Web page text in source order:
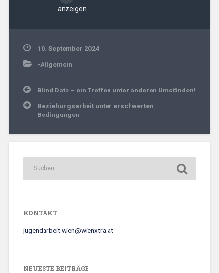
anzeigen
10. September 2024
-Allgemein
Beitrags-
Navigation
Blind Date – ein Treffen unter anderen Umständen!
Beziehungsarbeit unter erschwerten
Bedingungen
KONTAKT
jugendarbeit.wien@wienxtra.at
NEUESTE BEITRÄGE